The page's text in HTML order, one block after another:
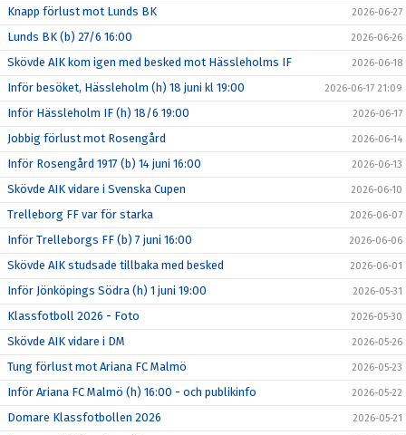
Knapp förlust mot Lunds BK 2026-06-27
Lunds BK (b) 27/6 16:00 2026-06-26
Skövde AIK kom igen med besked mot Hässleholms IF 2026-06-18
Inför besöket, Hässleholm (h) 18 juni kl 19:00 2026-06-17 21:09
Inför Hässleholm IF (h) 18/6 19:00 2026-06-17
Jobbig förlust mot Rosengård 2026-06-14
Inför Rosengård 1917 (b) 14 juni 16:00 2026-06-13
Skövde AIK vidare i Svenska Cupen 2026-06-10
Trelleborg FF var för starka 2026-06-07
Inför Trelleborgs FF (b) 7 juni 16:00 2026-06-06
Skövde AIK studsade tillbaka med besked 2026-06-01
Inför Jönköpings Södra (h) 1 juni 19:00 2026-05-31
Klassfotboll 2026 - Foto 2026-05-30
Skövde AIK vidare i DM 2026-05-26
Tung förlust mot Ariana FC Malmö 2026-05-23
Inför Ariana FC Malmö (h) 16:00 - och publikinfo 2026-05-22
Domare Klassfotbollen 2026 2026-05-21